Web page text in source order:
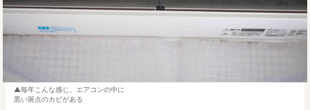
毎年こんな感じ。エアコンの中に
黒い斑点のカビがある